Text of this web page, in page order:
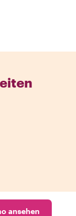
ansehen